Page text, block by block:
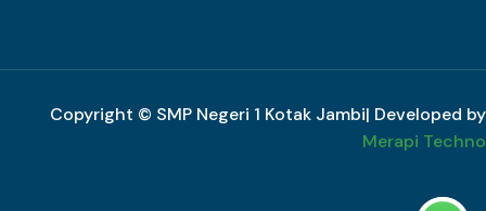
Copyright © SMP Negeri 1 Kotak Jambi| Developed by
Merapi Techno